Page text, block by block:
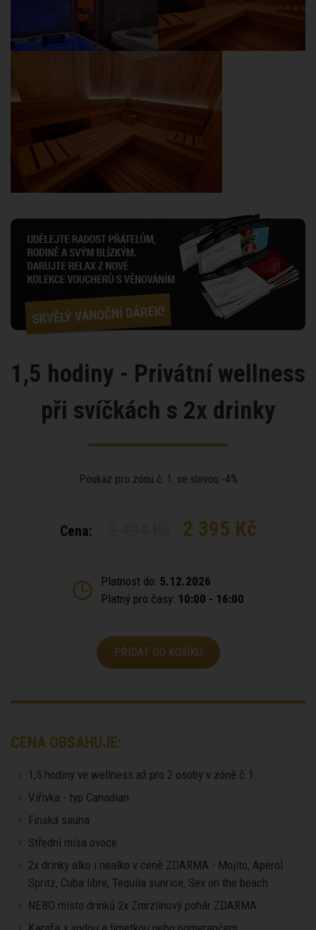
1,5 hodiny - Privátní wellness
při svíčkách s 2x drinky
Poukaz pro zónu č. 1. se slevou -4%
Cena: 2 395 Kč
Platnost do: 5.12.2026
Platný pro časy: 10:00 - 16:00
PŘIDAT DO KOŠÍKU
CENA OBSAHUJE:
1,5 hodiny ve wellness až pro 2 osoby v zóně č.1.
Vířivka - typ Canadian
Finská sauna
Střední mísa ovoce
2x drinky alko i nealko v ceně ZDARMA - Mojito, Aperol
Spritz, Cuba libre, Tequila sunrice, Sex on the beach
NEBO místo drinků 2x Zmrzlinový pohár ZDARMA